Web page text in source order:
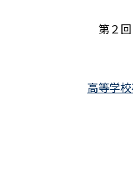
試験
第２
試験
高等学